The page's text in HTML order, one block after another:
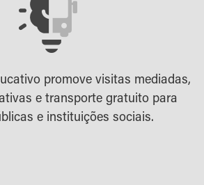
promove visitas mediadas,
e transporte gratuito para
e instituições sociais.